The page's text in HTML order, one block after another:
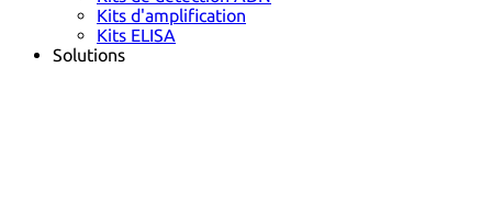
Kits d'amplification
Kits ELISA
Solutions